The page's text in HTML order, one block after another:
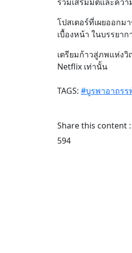
โปสเตอร์ที่เผยออก
เบื้องหน้า ในบรรยา
เตรียมก้าวสู่ภพแห่ง
Netflix เท่านั้น
TAGS: #บูรพาอาถรร
Share this content :
594